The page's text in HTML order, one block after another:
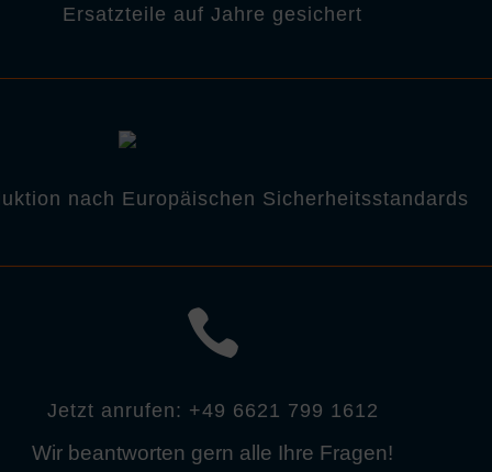
Ersatzteile auf Jahre gesichert
nach Europäischen Sicherheitsstandards

Jetzt anrufen: +49 6621 799 1612
Wir beantworten gern alle Ihre Fragen!